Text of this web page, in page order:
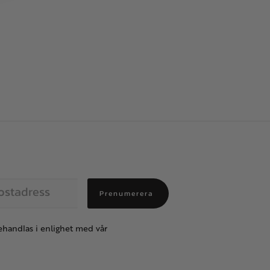
Prenumerera
i enlighet med vår